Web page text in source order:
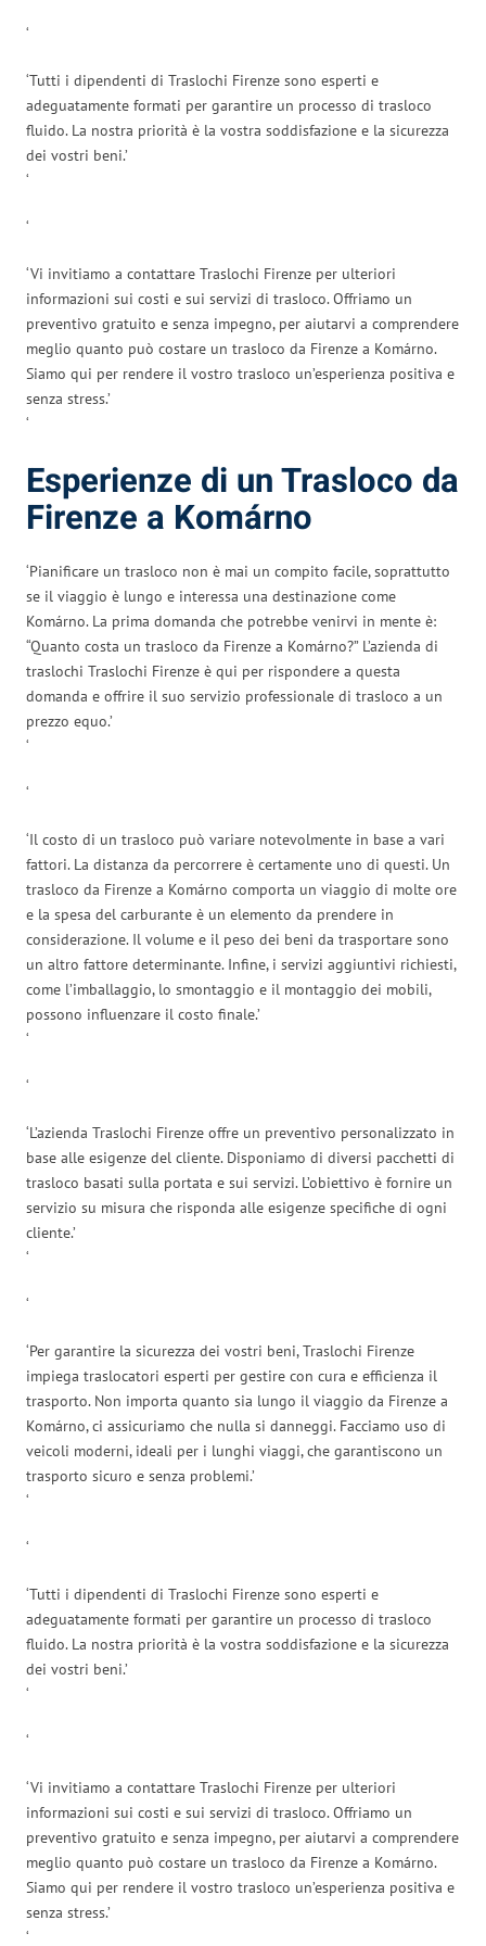
‘
‘Tutti i dipendenti di Traslochi Firenze sono esperti e
adeguatamente formati per garantire un processo di trasloco
fluido. La nostra priorità è la vostra soddisfazione e la sicurezza
dei vostri beni.’
‘
‘
‘Vi invitiamo a contattare Traslochi Firenze per ulteriori
informazioni sui costi e sui servizi di trasloco. Offriamo un
preventivo gratuito e senza impegno, per aiutarvi a comprendere
meglio quanto può costare un trasloco da Firenze a Komárno.
Siamo qui per rendere il vostro trasloco un’esperienza positiva e
senza stress.’
‘
Esperienze di un Trasloco da
Firenze a Komárno
‘Pianificare un trasloco non è mai un compito facile, soprattutto
se il viaggio è lungo e interessa una destinazione come
Komárno. La prima domanda che potrebbe venirvi in mente è:
“Quanto costa un trasloco da Firenze a Komárno?” L’azienda di
traslochi Traslochi Firenze è qui per rispondere a questa
domanda e offrire il suo servizio professionale di trasloco a un
prezzo equo.’
‘
‘
‘Il costo di un trasloco può variare notevolmente in base a vari
fattori. La distanza da percorrere è certamente uno di questi. Un
trasloco da Firenze a Komárno comporta un viaggio di molte ore
e la spesa del carburante è un elemento da prendere in
considerazione. Il volume e il peso dei beni da trasportare sono
un altro fattore determinante. Infine, i servizi aggiuntivi richiesti,
come l’imballaggio, lo smontaggio e il montaggio dei mobili,
possono influenzare il costo finale.’
‘
‘
‘L’azienda Traslochi Firenze offre un preventivo personalizzato in
base alle esigenze del cliente. Disponiamo di diversi pacchetti di
trasloco basati sulla portata e sui servizi. L’obiettivo è fornire un
servizio su misura che risponda alle esigenze specifiche di ogni
cliente.’
‘
‘
‘Per garantire la sicurezza dei vostri beni, Traslochi Firenze
impiega traslocatori esperti per gestire con cura e efficienza il
trasporto. Non importa quanto sia lungo il viaggio da Firenze a
Komárno, ci assicuriamo che nulla si danneggi. Facciamo uso di
veicoli moderni, ideali per i lunghi viaggi, che garantiscono un
trasporto sicuro e senza problemi.’
‘
‘
‘Tutti i dipendenti di Traslochi Firenze sono esperti e
adeguatamente formati per garantire un processo di trasloco
fluido. La nostra priorità è la vostra soddisfazione e la sicurezza
dei vostri beni.’
‘
‘
‘Vi invitiamo a contattare Traslochi Firenze per ulteriori
informazioni sui costi e sui servizi di trasloco. Offriamo un
preventivo gratuito e senza impegno, per aiutarvi a comprendere
meglio quanto può costare un trasloco da Firenze a Komárno.
Siamo qui per rendere il vostro trasloco un’esperienza positiva e
senza stress.’
‘